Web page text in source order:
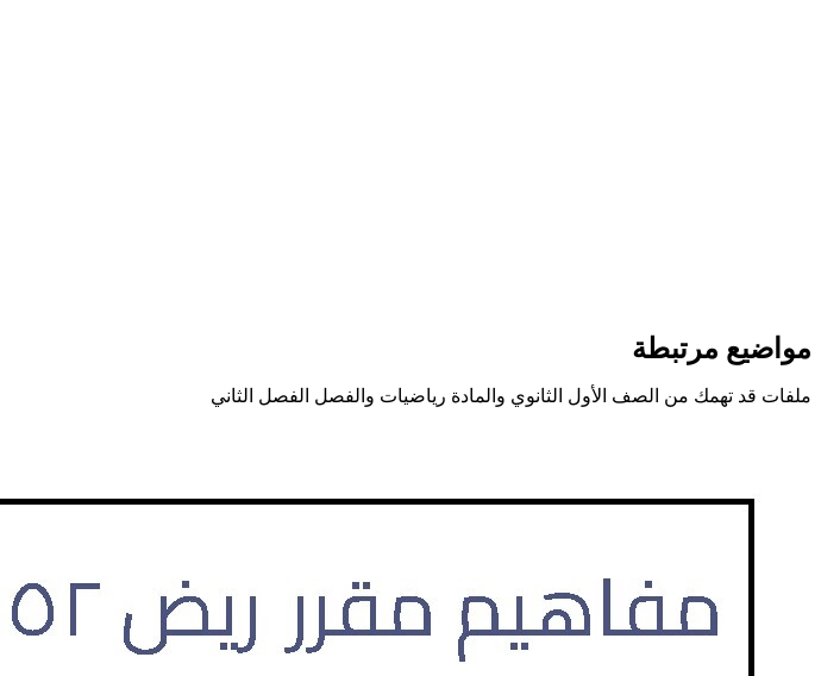
مواضيع مرتبطة
ملفات قد تهمك من الصف الأول الثانوي والمادة رياضيات والفصل الفصل الثاني